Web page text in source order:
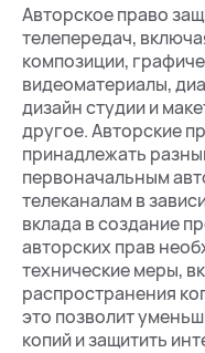
Авторское право
телепередач,
композиции,
видеоматериалы,
дизайн студии и
другое. Авторские
принадлежать
первоначальным
телеканалам в
вклада в создание
авторских прав
технические меры,
распространения
это позволит
копий и защитить